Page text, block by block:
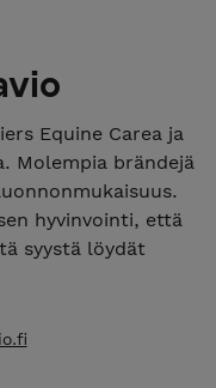
Equine Carea ja
Molempia brändejä
hyvinvointi, että
syystä löydät
ja luotamme.
on tilattavissa